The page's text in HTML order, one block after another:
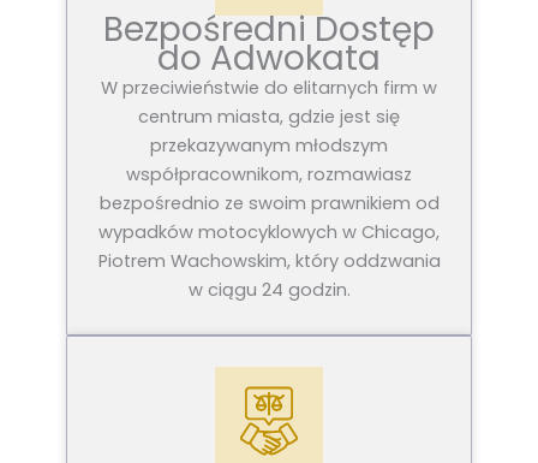
Bezpośredni Dostęp
do Adwokata
W przeciwieństwie do elitarnych firm w
centrum miasta, gdzie jest się
przekazywanym młodszym
współpracownikom, rozmawiasz
bezpośrednio ze swoim prawnikiem od
wypadków motocyklowych w Chicago,
Piotrem Wachowskim, który oddzwania
w ciągu 24 godzin.